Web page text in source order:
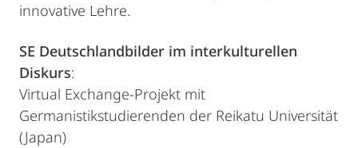
innovative Lehre.
SE Deutschlandbilder im interkulturellen
Diskurs:
Virtual Exchange-Projekt mit
Germanistikstudierenden der Reikatu Universität
(Japan)